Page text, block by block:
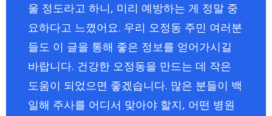
울 정도라고 하니, 미리 예방하는 게 정말 중
요하다고 느꼈어요. 우리 오정동 주민 여러분
들도 이 글을 통해 좋은 정보를 얻어가시길
바랍니다. 건강한 오정동을 만드는 데 작은
도움이 되었으면 좋겠습니다. 많은 분들이 백
일해 주사를 어디서 맞아야 할지, 어떤 병원